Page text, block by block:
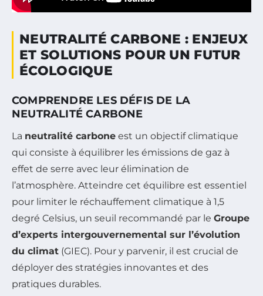
NEUTRALITÉ CARBONE : ENJEUX
ET SOLUTIONS POUR UN FUTUR
ÉCOLOGIQUE
COMPRENDRE LES DÉFIS DE LA
NEUTRALITÉ CARBONE
La neutralité carbone est un objectif climatique
qui consiste à équilibrer les émissions de gaz à
effet de serre avec leur élimination de
l’atmosphère. Atteindre cet équilibre est essentiel
pour limiter le réchauffement climatique à 1,5
degré Celsius, un seuil recommandé par le Groupe
d’experts intergouvernemental sur l’évolution
du climat (GIEC). Pour y parvenir, il est crucial de
déployer des stratégies innovantes et des
pratiques durables.